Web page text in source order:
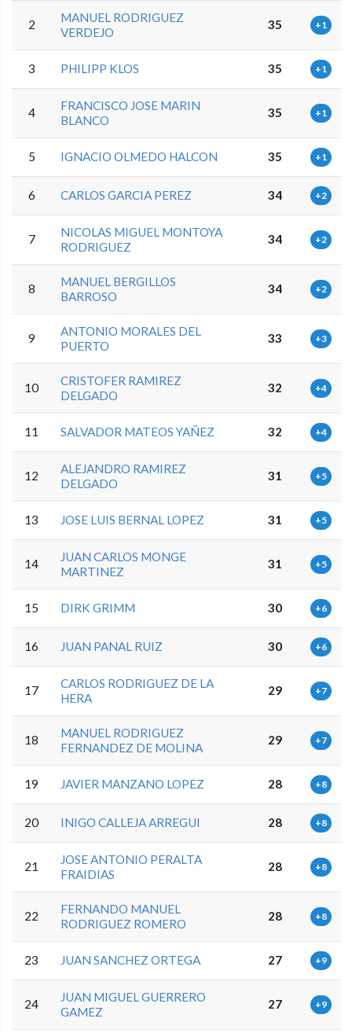
2
MANUEL RODRIGUEZ
VERDEJO
35 +1
3 PHILIPP KLOS 35 +1
4
FRANCISCO JOSE MARIN
BLANCO
35 +1
5 IGNACIO OLMEDO HALCON 35 +1
6 CARLOS GARCIA PEREZ 34 +2
7
NICOLAS MIGUEL MONTOYA
RODRIGUEZ
34 +2
8
MANUEL BERGILLOS
BARROSO
34 +2
9
ANTONIO MORALES DEL
PUERTO
33 +3
10
CRISTOFER RAMIREZ
DELGADO
32 +4
11 SALVADOR MATEOS YAÑEZ 32 +4
12
ALEJANDRO RAMIREZ
DELGADO
31 +5
13 JOSE LUIS BERNAL LOPEZ 31 +5
14
JUAN CARLOS MONGE
MARTINEZ
31 +5
15 DIRK GRIMM 30 +6
16 JUAN PANAL RUIZ 30 +6
17
CARLOS RODRIGUEZ DE LA
HERA
29 +7
18
MANUEL RODRIGUEZ
FERNANDEZ DE MOLINA
29 +7
19 JAVIER MANZANO LOPEZ 28 +8
20 INIGO CALLEJA ARREGUI 28 +8
21
JOSE ANTONIO PERALTA
FRAIDIAS
28 +8
22
FERNANDO MANUEL
RODRIGUEZ ROMERO
28 +8
23 JUAN SANCHEZ ORTEGA 27 +9
24
JUAN MIGUEL GUERRERO
GAMEZ
27 +9